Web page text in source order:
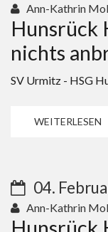
Ann-Kathrin
Hunsrück
nichts
SV Urmitz - HSG
WEITERLESEN
04.
Ann-Kathrin